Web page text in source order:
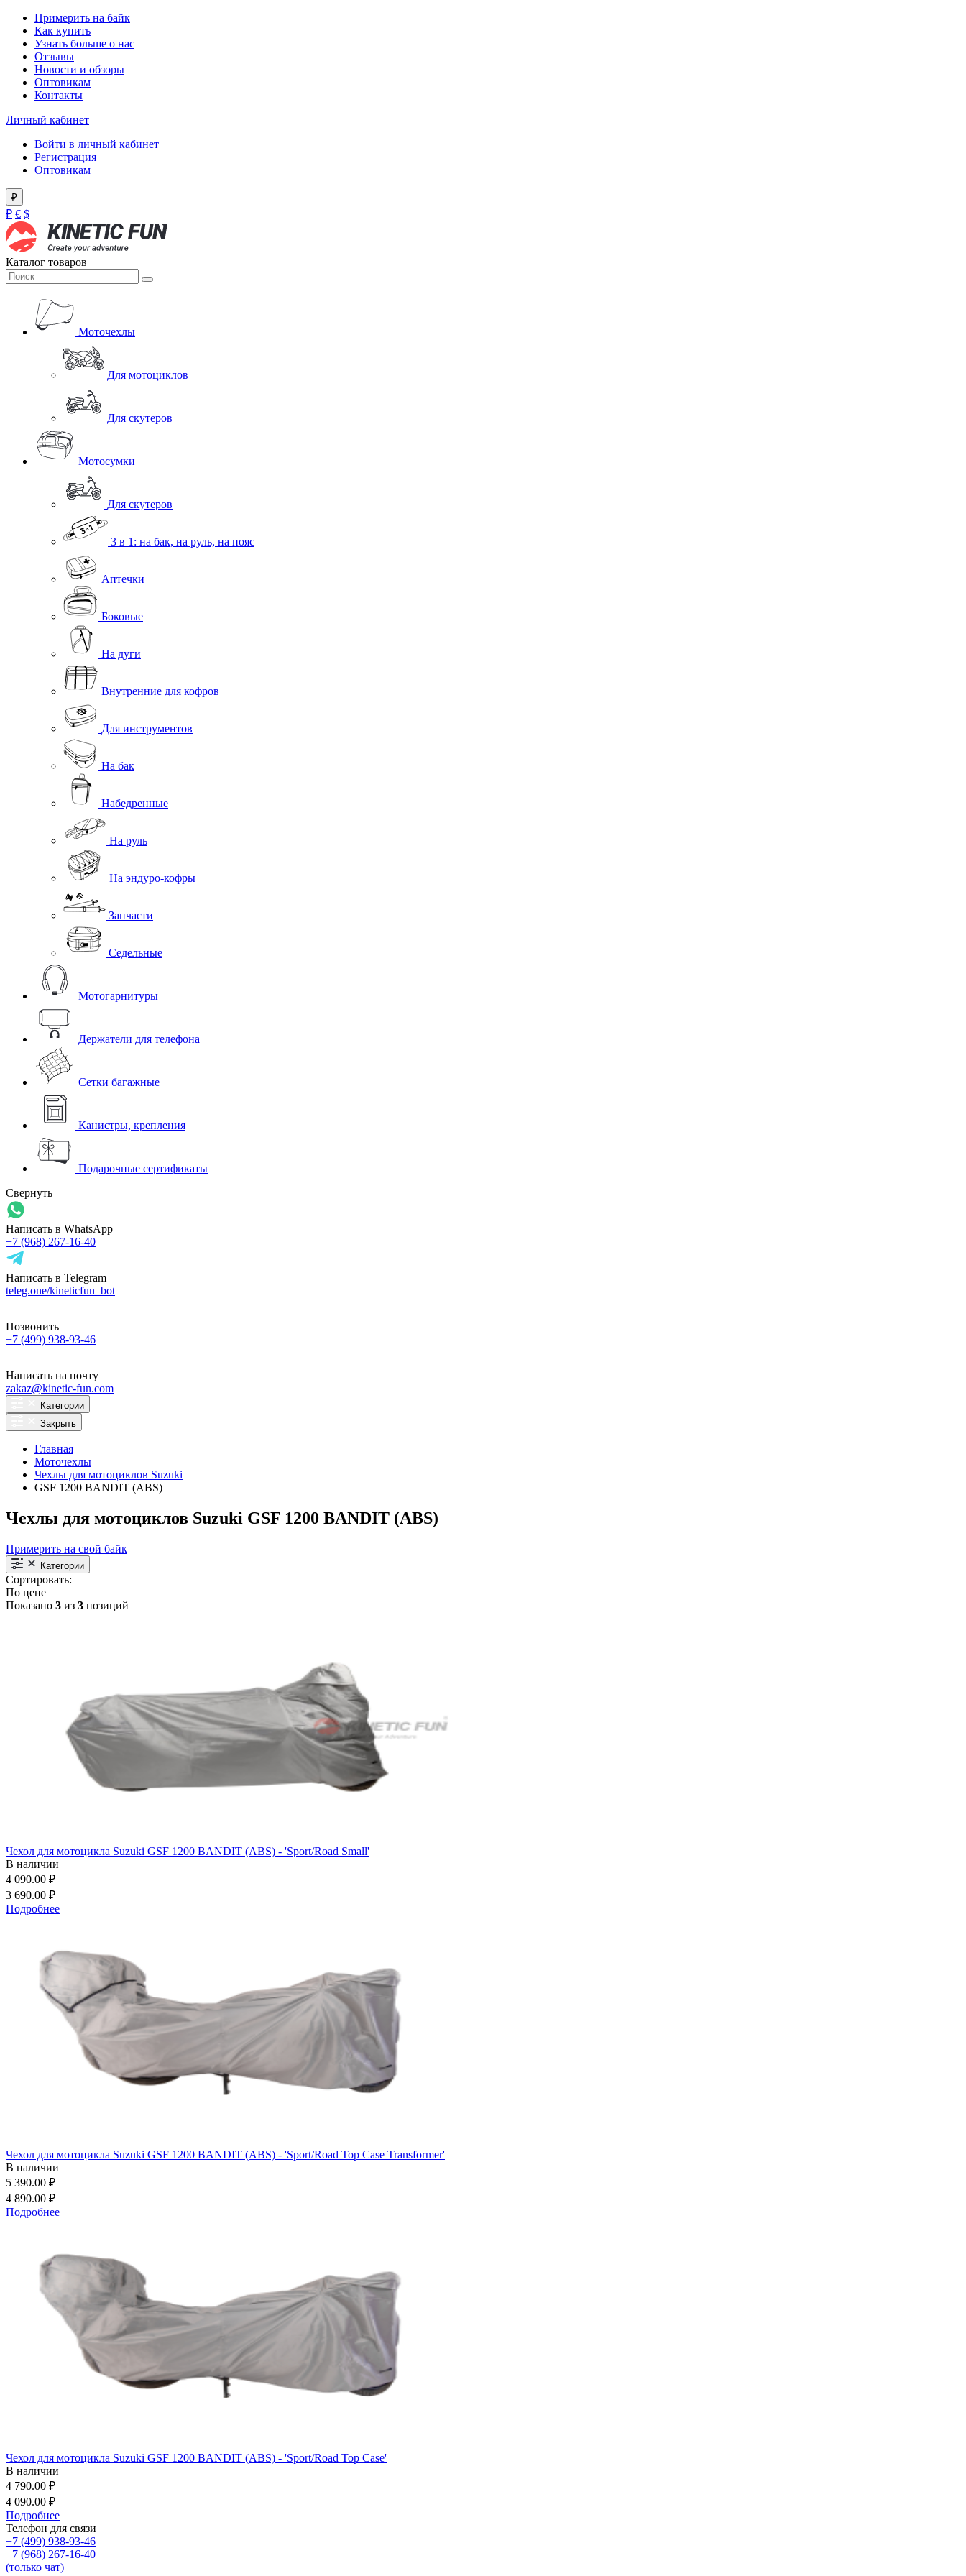
Примерить на байк
Как купить
Узнать больше о нас
Отзывы
Новости и обзоры
Оптовикам
Контакты
Личный кабинет
Войти в личный кабинет
Регистрация
Оптовикам
₽
₽ € $
Каталог товаров
Моточехлы
Для мотоциклов
Для скутеров
Мотосумки
Для скутеров
3 в 1: на бак, на руль, на пояс
Аптечки
Боковые
На дуги
Внутренние для кофров
Для инструментов
На бак
Набедренные
На руль
На эндуро-кофры
Запчасти
Седельные
Мотогарнитуры
Держатели для телефона
Сетки багажные
Канистры, крепления
Подарочные сертификаты
Свернуть
Написать в WhatsApp
+7 (968) 267-16-40
Написать в Telegram
teleg.one/kineticfun_bot
Позвонить
+7 (499) 938-93-46
Написать на почту
zakaz@kinetic-fun.com
Категории
Закрыть
Главная
Моточехлы
Чехлы для мотоциклов Suzuki
GSF 1200 BANDIT (ABS)
Чехлы для мотоциклов Suzuki GSF 1200 BANDIT (ABS)
Примерить на свой байк
Категории
Сортировать:
По цене
Показано 3 из 3 позиций
Чехол для мотоцикла Suzuki GSF 1200 BANDIT (ABS) - 'Sport/Road Small'
В наличии
4 090.00 ₽
3 690.00 ₽
Подробнее
Чехол для мотоцикла Suzuki GSF 1200 BANDIT (ABS) - 'Sport/Road Top Case Transformer'
В наличии
5 390.00 ₽
4 890.00 ₽
Подробнее
Чехол для мотоцикла Suzuki GSF 1200 BANDIT (ABS) - 'Sport/Road Top Case'
В наличии
4 790.00 ₽
4 090.00 ₽
Подробнее
Телефон для связи
+7 (499) 938-93-46
+7 (968) 267-16-40
(только чат)